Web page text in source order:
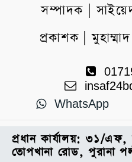
সম্পাদক |
প্রকাশক |
WhatsApp
প্রধান কার্যালয়: ৩১/
তোপখানা রোড, পুরানা